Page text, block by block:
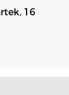
16